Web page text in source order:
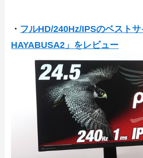
・ フルHD/240Hz/IPSのベスト
HAYABUSA2」をレビュー